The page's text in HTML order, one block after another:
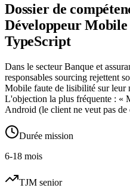
Dossier de
Développeur Mobile
TypeScript
Dans le secteur Banque et
responsables sourcing rejettent
Mobile faute de lisibilité sur leur
L'objection la plus fréquente : «
Android (le client ne veut pas de
Durée mission
6-18 mois
TJM senior